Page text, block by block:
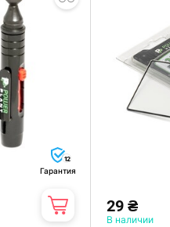
12
Гарантия
29 ₴
В наличии